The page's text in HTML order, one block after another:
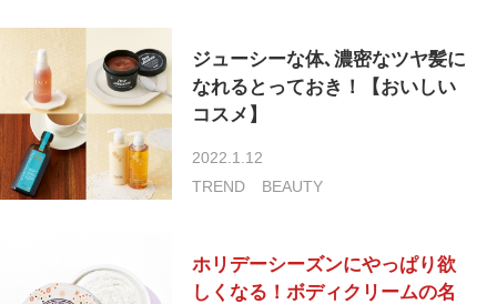
ジューシーな体､濃密なツヤ髪に
なれるとっておき！【おいしい
コスメ】
2022.1.12
TREND
BEAUTY
ホリデーシーズンにやっぱり欲
しくなる！ボディクリームの名